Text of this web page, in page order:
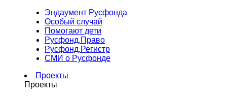
Эндаумент Русфонда
Особый случай
Помогают дети
Русфонд.Право
Русфонд.Регистр
СМИ о Русфонде
Проекты
Проекты